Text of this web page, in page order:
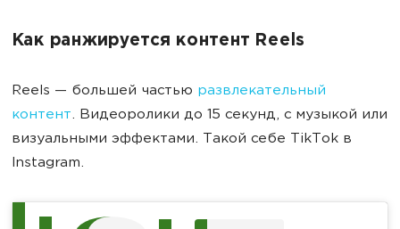
Как ранжируется контент Reels
Reels — большей частью развлекательный
контент. Видеоролики до 15 секунд, с музыкой или
визуальными эффектами. Такой себе TikTok в
Instagram.